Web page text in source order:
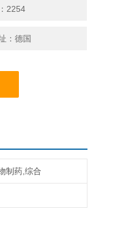
2英寸）
2254
：德国
制药,综合